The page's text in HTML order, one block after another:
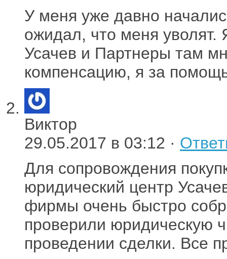
У меня уже давно
ожидал, что меня уволят.
Усачев и Партнеры там
компенсацию, я за
Виктор
29.05.2017 в 03:12 ·
Для сопровождения
юридический центр
фирмы очень быстро
проверили юридическую
проведении сделки. Все